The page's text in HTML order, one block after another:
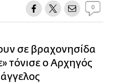
0
σε βραχονησίδα
τόνισε ο Αρχηγός